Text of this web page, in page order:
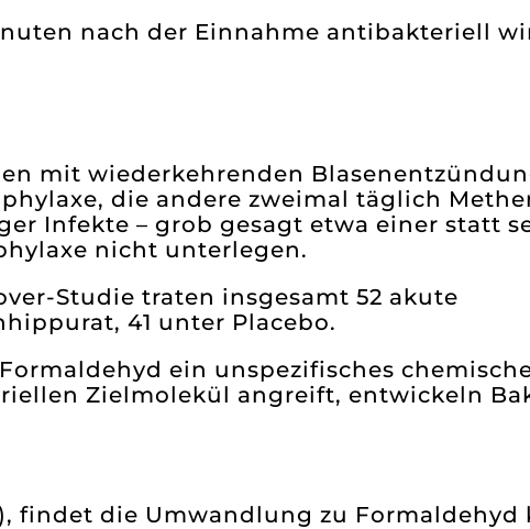
nach der Einnahme antibakteriell
mit wiederkehrenden
die andere zweimal täglich
Infekte – grob gesagt etwa einer statt
nicht unterlegen.
Studie traten insgesamt 52 akute
41 unter Placebo.
ein unspezifisches
Zielmolekül angreift, entwickeln
findet die Umwandlung zu Formaldehyd